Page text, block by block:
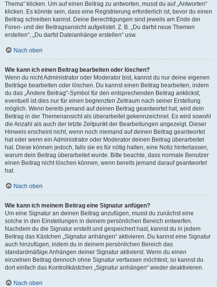
Thema“ klicken. Um auf einen Beitrag zu antworten, musst du auf „Antworten“
klicken. Es könnte sein, dass eine Registrierung erforderlich ist, bevor du einen
Beitrag schreiben kannst. Deine Berechtigungen sind jeweils am Ende der
Foren- und der Beitragsansicht aufgelistet. Z. B. „Du darfst neue Themen
erstellen“, „Du darfst Dateianhänge erstellen“ usw.
Nach oben
Wie kann ich einen Beitrag bearbeiten oder löschen?
Wenn du nicht Administrator oder Moderator bist, kannst du nur deine eigenen
Beiträge bearbeiten oder löschen. Du kannst einen Beitrag bearbeiten, indem
du das „Ändere Beitrag“-Symbol für den entsprechenden Beitrag anklickst;
eventuell ist dies nur für einen begrenzten Zeitraum nach seiner Erstellung
möglich. Wenn bereits jemand auf deinen Beitrag geantwortet hat, wird dein
Beitrag in der Themenansicht als überarbeitet gekennzeichnet. Es wird sowohl
die Anzahl als auch der letzte Zeitpunkt der Bearbeitungen angezeigt. Dieser
Hinweis erscheint nicht, wenn noch niemand auf deinen Beitrag geantwortet
hat oder wenn ein Administrator oder Moderator deinen Beitrag überarbeitet
hat. Diese können jedoch, falls sie es für nötig halten, eine Notiz hinterlassen,
warum dein Beitrag überarbeitet wurde. Bitte beachte, dass normale Benutzer
einen Beitrag nicht löschen können, wenn bereits jemand darauf geantwortet
hat.
Nach oben
Wie kann ich meinem Beitrag eine Signatur anfügen?
Um eine Signatur an deinen Beitrag anzufügen, musst du zunächst eine
solche in den Einstellungen in deinem persönlichen Bereich entwerfen.
Nachdem du die Signatur erstellt und gespeichert hast, kannst du in jedem
Beitrag das Kästchen „Signatur anhängen“ aktivieren. Du kannst eine Signatur
auch hinzufügen, indem du in deinem persönlichen Bereich das
standardmäßige Anhängen deiner Signatur aktivierst. Wenn du einen
einzelnen Beitrag dennoch ohne Signatur verfassen möchtest, so kannst du
dort einfach das Kontrollkästchen „Signatur anhängen“ wieder deaktivieren.
Nach oben